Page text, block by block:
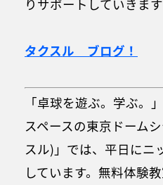
りサポートしていきます
タクスル ブログ！
「卓球を遊ぶ。学ぶ。
スペースの東京ドーム
スル)」では、平日にニ
しています。無料体験